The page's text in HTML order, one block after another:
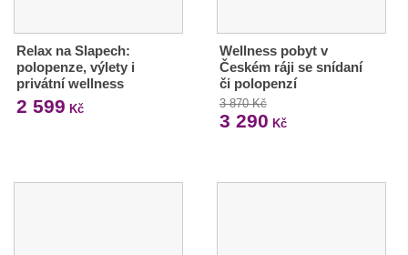
Relax na Slapech:
polopenze, výlety i
privátní wellness
2 599 Kč
Wellness pobyt v
Českém ráji se snídaní
či polopenzí
3 870 Kč
3 290 Kč